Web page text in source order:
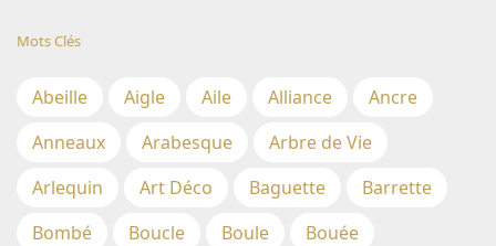
Mots Clés
Abeille Aigle Aile Alliance
Ancre
Anneaux
Arabesque
Arbre de Vie
Arlequin
Art Déco Baguette
Barrette
Bombé
Boucle Boule
Bouée